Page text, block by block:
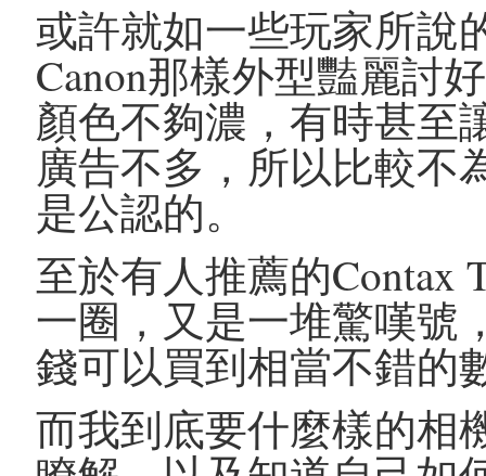
或許就如一些玩家所說
Canon那樣外型豔麗討
顏色不夠濃，有時甚至
廣告不多，所以比較不
是公認的。
至於有人推薦的Contax
一圈，又是一堆驚嘆號
錢可以買到相當不錯的
而我到底要什麼樣的相